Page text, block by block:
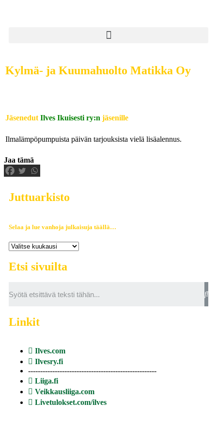
Kylmä- ja Kuumahuolto Matikka Oy
Jäsenedut Ilves Ikuisesti ry:n jäsenille
Ilmalämpöpumpuista päivän tarjouksista vielä lisäalennus.
Jaa tämä
Juttuarkisto
Selaa ja lue vanhoja julkaisuja täällä…
Etsi sivuilta
Linkit
Ilves.com
Ilvesry.fi
-----------------------------------------------------
Liiga.fi
Veikkausliiga.com
Livetulokset.com/ilves